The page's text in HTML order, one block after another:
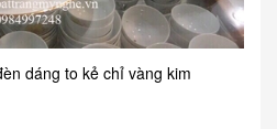
dáng to kẻ chỉ vàng kim